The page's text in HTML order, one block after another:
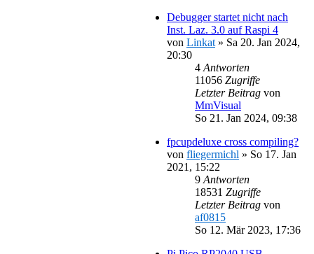
Debugger startet nicht nach
Inst. Laz. 3.0 auf Raspi 4
von Linkat » Sa 20. Jan 2024,
20:30
4 Antworten
11056 Zugriffe
Letzter Beitrag von
MmVisual
So 21. Jan 2024, 09:38
fpcupdeluxe cross compiling?
von fliegermichl » So 17. Jan
2021, 15:22
9 Antworten
18531 Zugriffe
Letzter Beitrag von
af0815
So 12. Mär 2023, 17:36